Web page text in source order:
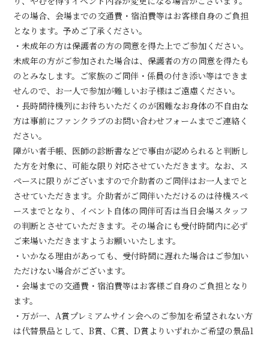
その場合、会場までの交通費・宿泊費等はお客様自身のご負担
となります。予めご了承ください。
・未成年の方は保護者の方の同意を得た上でご参加ください。
未成年の方がご参加された場合は、保護者の方の同意を得たも
のとみなします。ご家族のご同伴・係員の付き添い等はできま
せんので、お一人で参加が難しいお子様はご遠慮ください。
・長時間待機列にお待ちいただくのが困難なお身体の不自由な
方は事前にファンクラブのお問い合わせフォームまでご連絡く
ださい。
障がい者手帳、医師の診断書などで事由が認められると判断し
た方を対象に、可能な限り対応させていただきます。なお、ス
ペースに限りがございますので介助者のご同伴はお一人までと
させていただきます。介助者がご同伴いただけるのは待機スペ
ースまでとなり、イベント自体の同伴可否は当日会場スタッフ
の判断とさせていただきます。その場合にも受付時間内に必ず
ご来場いただきますようお願いいたします。
・いかなる理由があっても、受付時間に遅れた場合はご参加い
ただけない場合がございます。
・会場までの交通費・宿泊費等はお客様ご自身のご負担となり
ます。
・万が一、A賞プレミアムサイン会へのご参加を希望されない方
は代替景品として、B賞、C賞、D賞よりいずれかご希望の景品1